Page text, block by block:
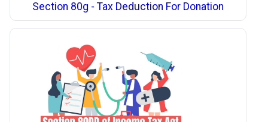
Section 80g - Tax Deduction For Donation